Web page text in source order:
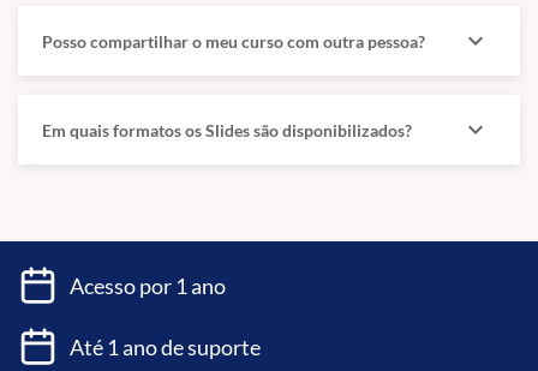
Negócio. 9.1 Modelagem de processos. 9.2 Técnicas de análise e
modelagem de processo. 10 Gerência de Serviços de TI. 10.1
Fundamentos da ITIL® (Versão 3
Posso compartilhar o meu curso com outra pessoa? expand_more
Em quais formatos os Slides são disponibilizados? expand_more
Acesso por 1 ano
Até 1 ano de suporte